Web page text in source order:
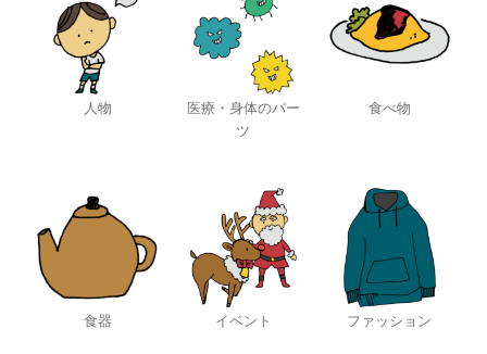
人物
医療・身体のパー
ツ
食べ物
食器 イベント ファッション